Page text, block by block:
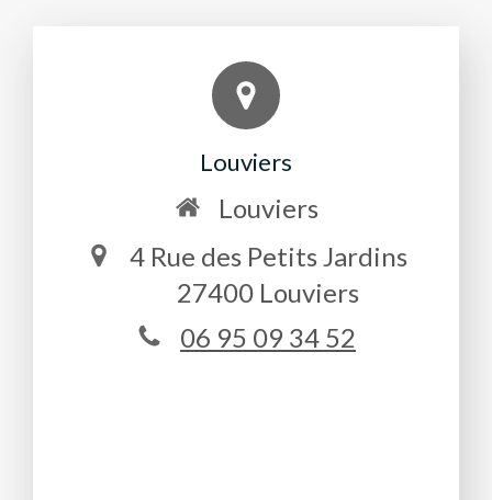
Louviers
Louviers
4 Rue des Petits Jardins
27400 Louviers
06 95 09 34 52